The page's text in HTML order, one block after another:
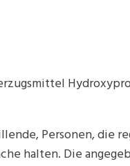
Personen, die
halten. Die